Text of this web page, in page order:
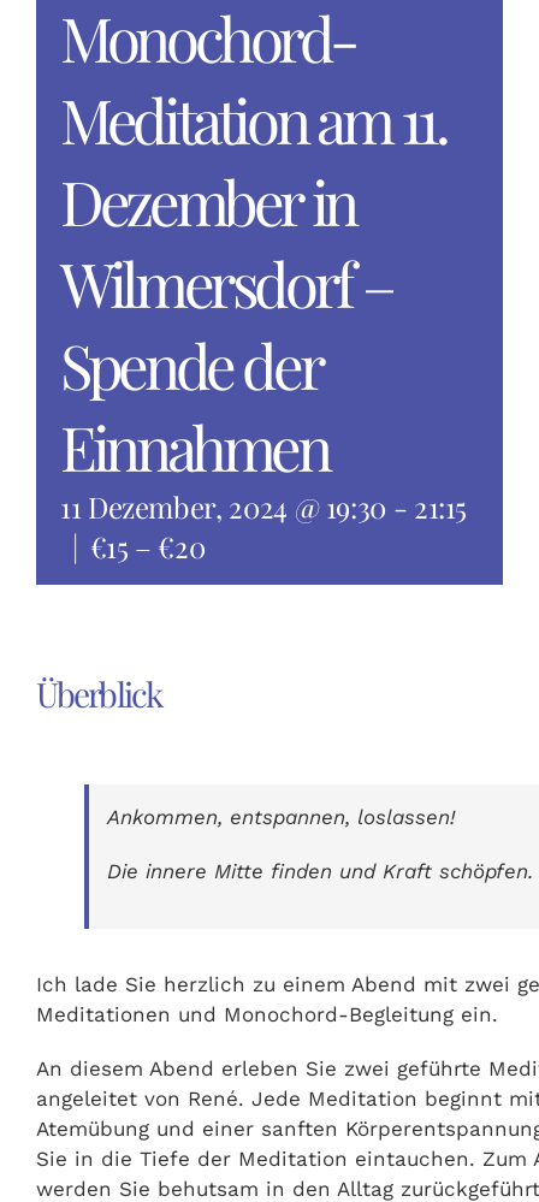
Monochord-
Meditation am 11.
Dezember in
Wilmersdorf –
Spende der
Einnahmen
11 Dezember, 2024 @ 19:30 - 21:15
| €15 – €20
Überblick
Ankommen, entspannen, loslassen!
Die innere Mitte finden und Kraft schöpfen.
Ich lade Sie herzlich zu einem Abend mit zwei
Meditationen und Monochord-Begleitung ein.
An diesem Abend erleben Sie zwei geführte
angeleitet von René. Jede Meditation beginnt
Atemübung und einer sanften
Sie in die Tiefe der Meditation eintauchen. Zum
werden Sie behutsam in den Alltag